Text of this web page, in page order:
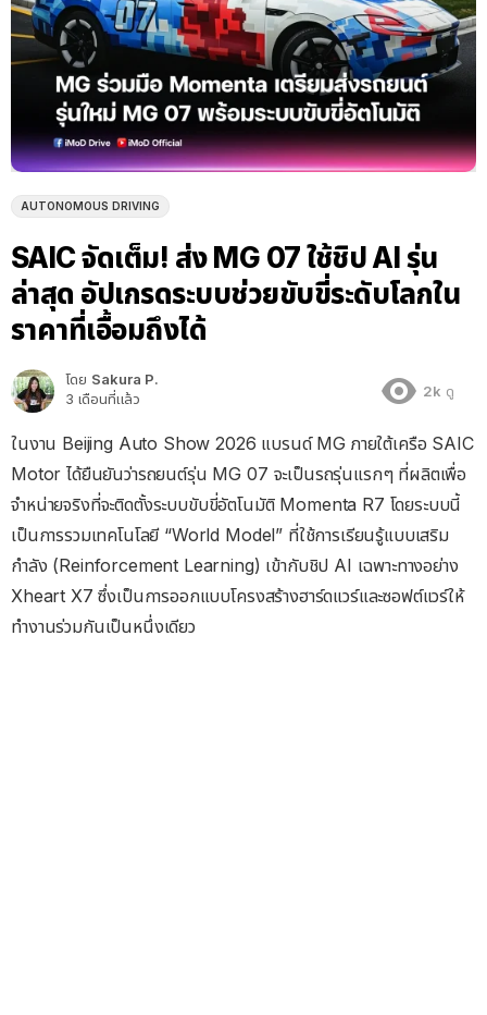
AUTONOMOUS DRIVING
SAIC จัดเต็ม! ส่ง MG 07 ใช้ชิป AI รุ่น
ล่าสุด อัปเกรดระบบช่วยขับขี่ระดับโลกใน
ราคาที่เอื้อมถึงได้
โดย Sakura P.
3 เดือนที่แล้ว
2k ดู
ในงาน Beijing Auto Show 2026 แบรนด์ MG ภายใต้เครือ SAIC
Motor ได้ยืนยันว่ารถยนต์รุ่น MG 07 จะเป็นรถรุ่นแรกๆ ที่ผลิตเพื่อ
จำหน่ายจริงที่จะติดตั้งระบบขับขี่อัตโนมัติ Momenta R7 โดยระบบนี้
เป็นการรวมเทคโนโลยี “World Model” ที่ใช้การเรียนรู้แบบเสริม
กำลัง (Reinforcement Learning) เข้ากับชิป AI เฉพาะทางอย่าง
Xheart X7 ซึ่งเป็นการออกแบบโครงสร้างฮาร์ดแวร์และซอฟต์แวร์ให้
ทำงานร่วมกันเป็นหนึ่งเดียว